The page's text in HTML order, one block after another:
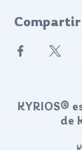
KYRIOS®
de